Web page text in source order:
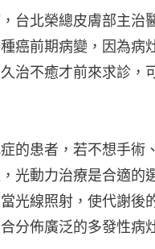
台北榮總皮膚部主治
癌前期病變，因為病
治不癒才前來求診，
的患者，若不想手術
光動力治療是合適的
光線照射，使代謝後
分佈廣泛的多發性病